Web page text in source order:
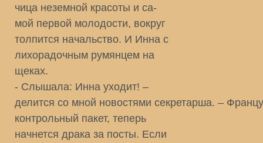
чица неземной красоты и са-
мой первой молодости, вокруг
толпится начальство. И Инна с
лихорадочным румянцем на
щеках.
- Слышала: Инна уходит! –
делится со мной новостями секретарша. –
контрольный пакет, теперь
начнется драка за посты. Если